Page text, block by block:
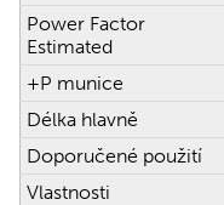
Power Factor
Estimated
+P munice
Délka hlavně
Doporučené použití
Vlastnosti